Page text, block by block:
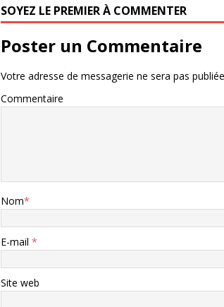
SOYEZ LE PREMIER À COMMENTER
Poster un Commentaire
Votre adresse de messagerie ne sera pas
Commentaire
Nom*
E-mail *
Site web